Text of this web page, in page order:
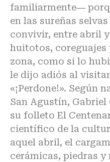
familiarmente―
en las sureñas
convivir, entre abril
huitotos, coreguajes
zona, como si lo
le dijo adiós al
«¡Perdone!». Según
San Agustín,
su folleto El
científico de la
aquel abril, el
cerámicas, piedras y